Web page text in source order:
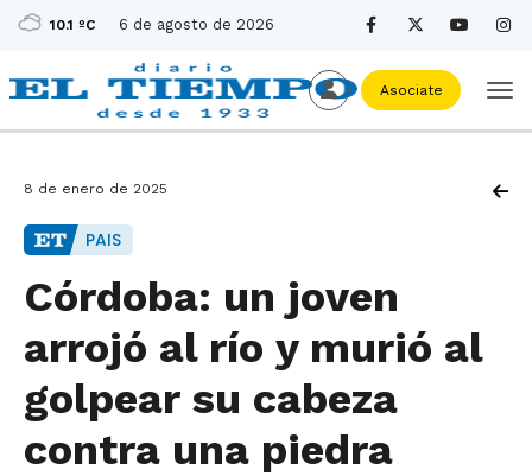
10.1 ºC 6 de agosto de 2026
Asociate
8 de enero de 2025
PAIS
Córdoba: un joven
arrojó al río y murió al
golpear su cabeza
contra una piedra